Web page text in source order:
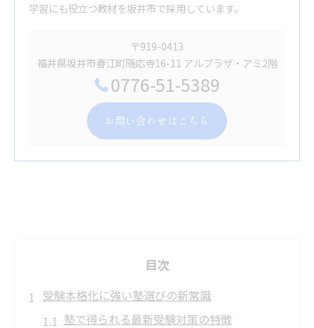
学習にも役立つ教材を坂井市で採用しています。
〒919-0413
福井県坂井市春江町随応寺16-11 アルプラザ・アミ2階
0776-51-5389
お問い合わせはこちら
目次
受験本格化に強い塾選びの新常識
塾で得られる最新受験対策の特徴